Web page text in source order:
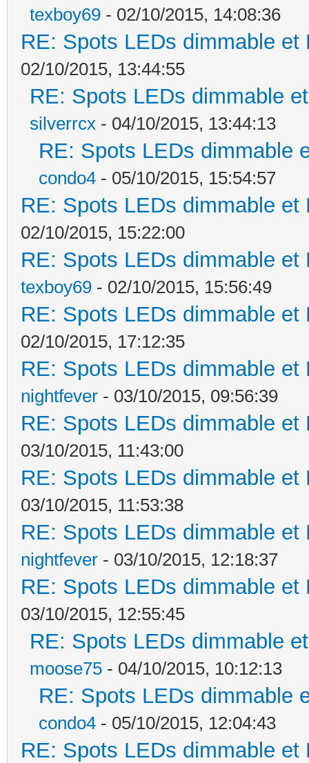
texboy69 - 02/10/2015, 14:08:36
RE: Spots LEDs dimmable
02/10/2015, 13:44:55
RE: Spots LEDs dimmable
silverrcx - 04/10/2015, 13:44:13
RE: Spots LEDs dimmable
condo4 - 05/10/2015, 15:54:57
RE: Spots LEDs dimmable
02/10/2015, 15:22:00
RE: Spots LEDs dimmable
texboy69 - 02/10/2015, 15:56:49
RE: Spots LEDs dimmable
02/10/2015, 17:12:35
RE: Spots LEDs dimmable
nightfever - 03/10/2015, 09:56:39
RE: Spots LEDs dimmable
03/10/2015, 11:43:00
RE: Spots LEDs dimmable
03/10/2015, 11:53:38
RE: Spots LEDs dimmable
nightfever - 03/10/2015, 12:18:37
RE: Spots LEDs dimmable
03/10/2015, 12:55:45
RE: Spots LEDs dimmable
moose75 - 04/10/2015, 10:12:13
RE: Spots LEDs dimmable
condo4 - 05/10/2015, 12:04:43
RE: Spots LEDs dimmable